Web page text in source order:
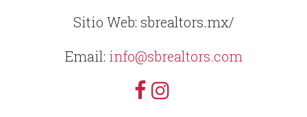
Sitio Web: sbrealtors.mx/
Email: info@sbrealtors.com